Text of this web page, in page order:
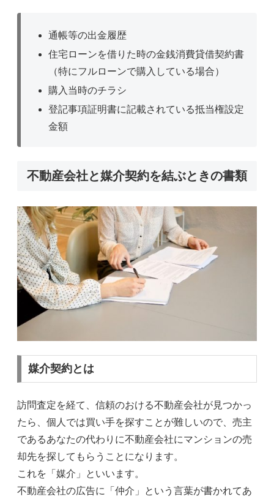
通帳等の出金履歴
住宅ローンを借りた時の金銭消費貸借契約書
（特にフルローンで購入している場合）
購入当時のチラシ
登記事項証明書に記載されている抵当権設定
金額
不動産会社と媒介契約を結ぶときの書類
媒介契約とは
訪問査定を経て、信頼のおける不動産会社が見つかっ
たら、個人では買い手を探すことが難しいので、売主
であるあなたの代わりに不動産会社にマンションの売
却先を探してもらうことになります。
これを「媒介」といいます。
不動産会社の広告に「仲介」という言葉が書かれてあ